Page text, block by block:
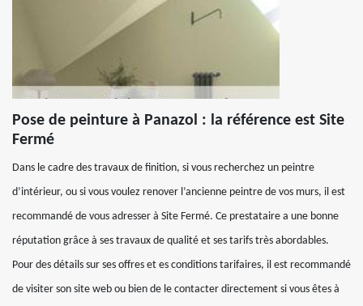
Pose de peinture à Panazol : la référence est Site
Fermé
Dans le cadre des travaux de finition, si vous recherchez un peintre
d’intérieur, ou si vous voulez renover l’ancienne peintre de vos murs, il est
recommandé de vous adresser à Site Fermé. Ce prestataire a une bonne
réputation grâce à ses travaux de qualité et ses tarifs très abordables.
Pour des détails sur ses offres et es conditions tarifaires, il est recommandé
de visiter son site web ou bien de le contacter directement si vous êtes à